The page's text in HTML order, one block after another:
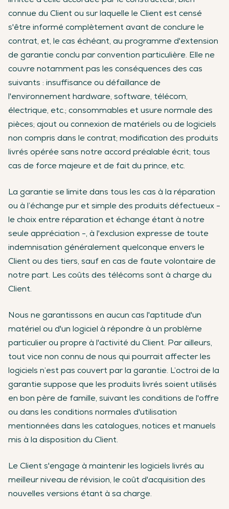
connue du Client ou sur laquelle le Client est censé
s'être informé complètement avant de conclure le
contrat, et, le cas échéant, au programme d'extension
de garantie conclu par convention particulière. Elle ne
couvre notamment pas les conséquences des cas
suivants : insuffisance ou défaillance de
l'environnement hardware, software, télécom,
électrique, etc.; consommables et usure normale des
pièces; ajout ou connexion de matériels ou de logiciels
non compris dans le contrat; modification des produits
livrés opérée sans notre accord préalable écrit; tous
cas de force majeure et de fait du prince, etc.
La garantie se limite dans tous les cas à la réparation
ou à l’échange pur et simple des produits défectueux -
le choix entre réparation et échange étant à notre
seule appréciation -, à l'exclusion expresse de toute
indemnisation généralement quelconque envers le
Client ou des tiers, sauf en cas de faute volontaire de
notre part. Les coûts des télécoms sont à charge du
Client.
Nous ne garantissons en aucun cas l'aptitude d'un
matériel ou d'un logiciel à répondre à un problème
particulier ou propre à l'activité du Client. Par ailleurs,
tout vice non connu de nous qui pourrait affecter les
logiciels n’est pas couvert par la garantie. L’octroi de la
garantie suppose que les produits livrés soient utilisés
en bon père de famille, suivant les conditions de l'offre
ou dans les conditions normales d'utilisation
mentionnées dans les catalogues, notices et manuels
mis à la disposition du Client.
Le Client s'engage à maintenir les logiciels livrés au
meilleur niveau de révision, le coût d'acquisition des
nouvelles versions étant à sa charge.